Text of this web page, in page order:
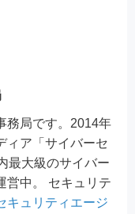
務局です。2014年
ィア「サイバーセ
最大級のサイバー
営中。 セキュリテ
キュリティエージ